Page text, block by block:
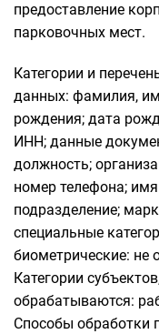
предоставление
парковочных мест.
Категории и
данных: фамилия,
рождения; дата
ИНН; данные
должность;
номер телефона;
подразделение;
специальные
биометрические: не
Категории
обрабатываются:
Способы обработки